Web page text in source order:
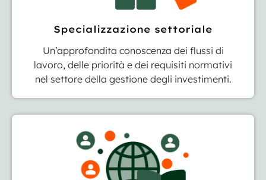
Specializzazione settoriale
Un’approfondita conoscenza dei flussi di
lavoro, delle priorità e dei requisiti normativi
nel settore della gestione degli investimenti.